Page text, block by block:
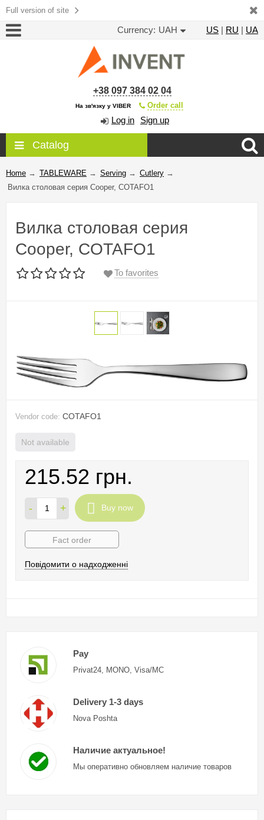
Full version of site
Currency: UAH US | RU | UA
+38 097 384 02 04
На зв'язку у VIBER Order call
Log in Sign up
Catalog
Home → TABLEWARE → Serving → Cutlery →
Вилка столовая серия Cooper, COTAFO1
Вилка столовая серия
Cooper, COTAFO1
To favorites
Vendor code: COTAFO1
Not available
215.52 грн.
- + Buy now
Fact order
Повідомити о надходженні
Pay
Privat24, MONO, Visa/MC
Delivery 1-3 days
Nova Poshta
Наличие актуальное!
Мы оперативно обновляем наличие товаров